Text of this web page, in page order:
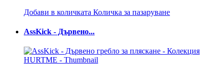
Добави в количката Количка за пазаруване
AssKick - Дървено...